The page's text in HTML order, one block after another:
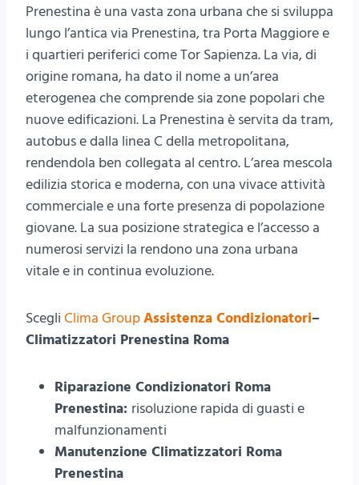
Prenestina è una vasta zona urbana che si sviluppa
lungo l’antica via Prenestina, tra Porta Maggiore e
i quartieri periferici come Tor Sapienza. La via, di
origine romana, ha dato il nome a un’area
eterogenea che comprende sia zone popolari che
nuove edificazioni. La Prenestina è servita da tram,
autobus e dalla linea C della metropolitana,
rendendola ben collegata al centro. L’area mescola
edilizia storica e moderna, con una vivace attività
commerciale e una forte presenza di popolazione
giovane. La sua posizione strategica e l’accesso a
numerosi servizi la rendono una zona urbana
vitale e in continua evoluzione.
Scegli Clima GroupAssistenza Condizionatori–
Climatizzatori Prenestina Roma
Riparazione Condizionatori Roma
Prenestina: risoluzione rapida di guasti e
malfunzionamenti
Manutenzione Climatizzatori Roma
Prenestina